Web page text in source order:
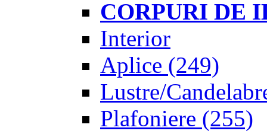
CORPURI DE
Interior
Aplice (249)
Lustre/
Plafoniere (255)